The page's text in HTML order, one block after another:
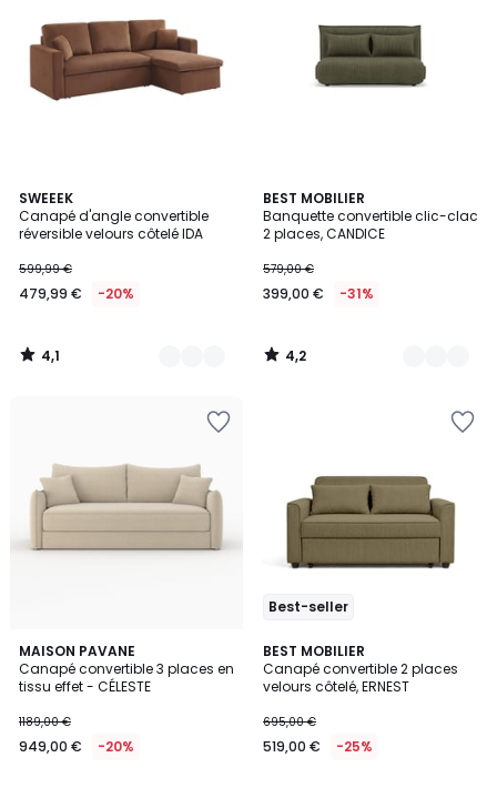
SWEEEK
Canapé d'angle convertible
réversible velours côtelé IDA
599,99 €
479,99 € -20%
4,1
/ 5
6
Couleurs
4,1
/
BEST MOBILIER
Banquette convertible clic-clac
2 places, CANDICE
579,00 €
399,00 € -31%
4,2
/ 5
5
Couleurs
4,2
/
MAISON PAVANE
Canapé convertible 3 places en
tissu effet - CÉLESTE
1189,00 €
949,00 € -20%
2
Couleurs
Best-seller
BEST MOBILIER
Canapé convertible 2 places
velours côtelé, ERNEST
695,00 €
519,00 € -25%
3,7
/ 5
6
Couleurs